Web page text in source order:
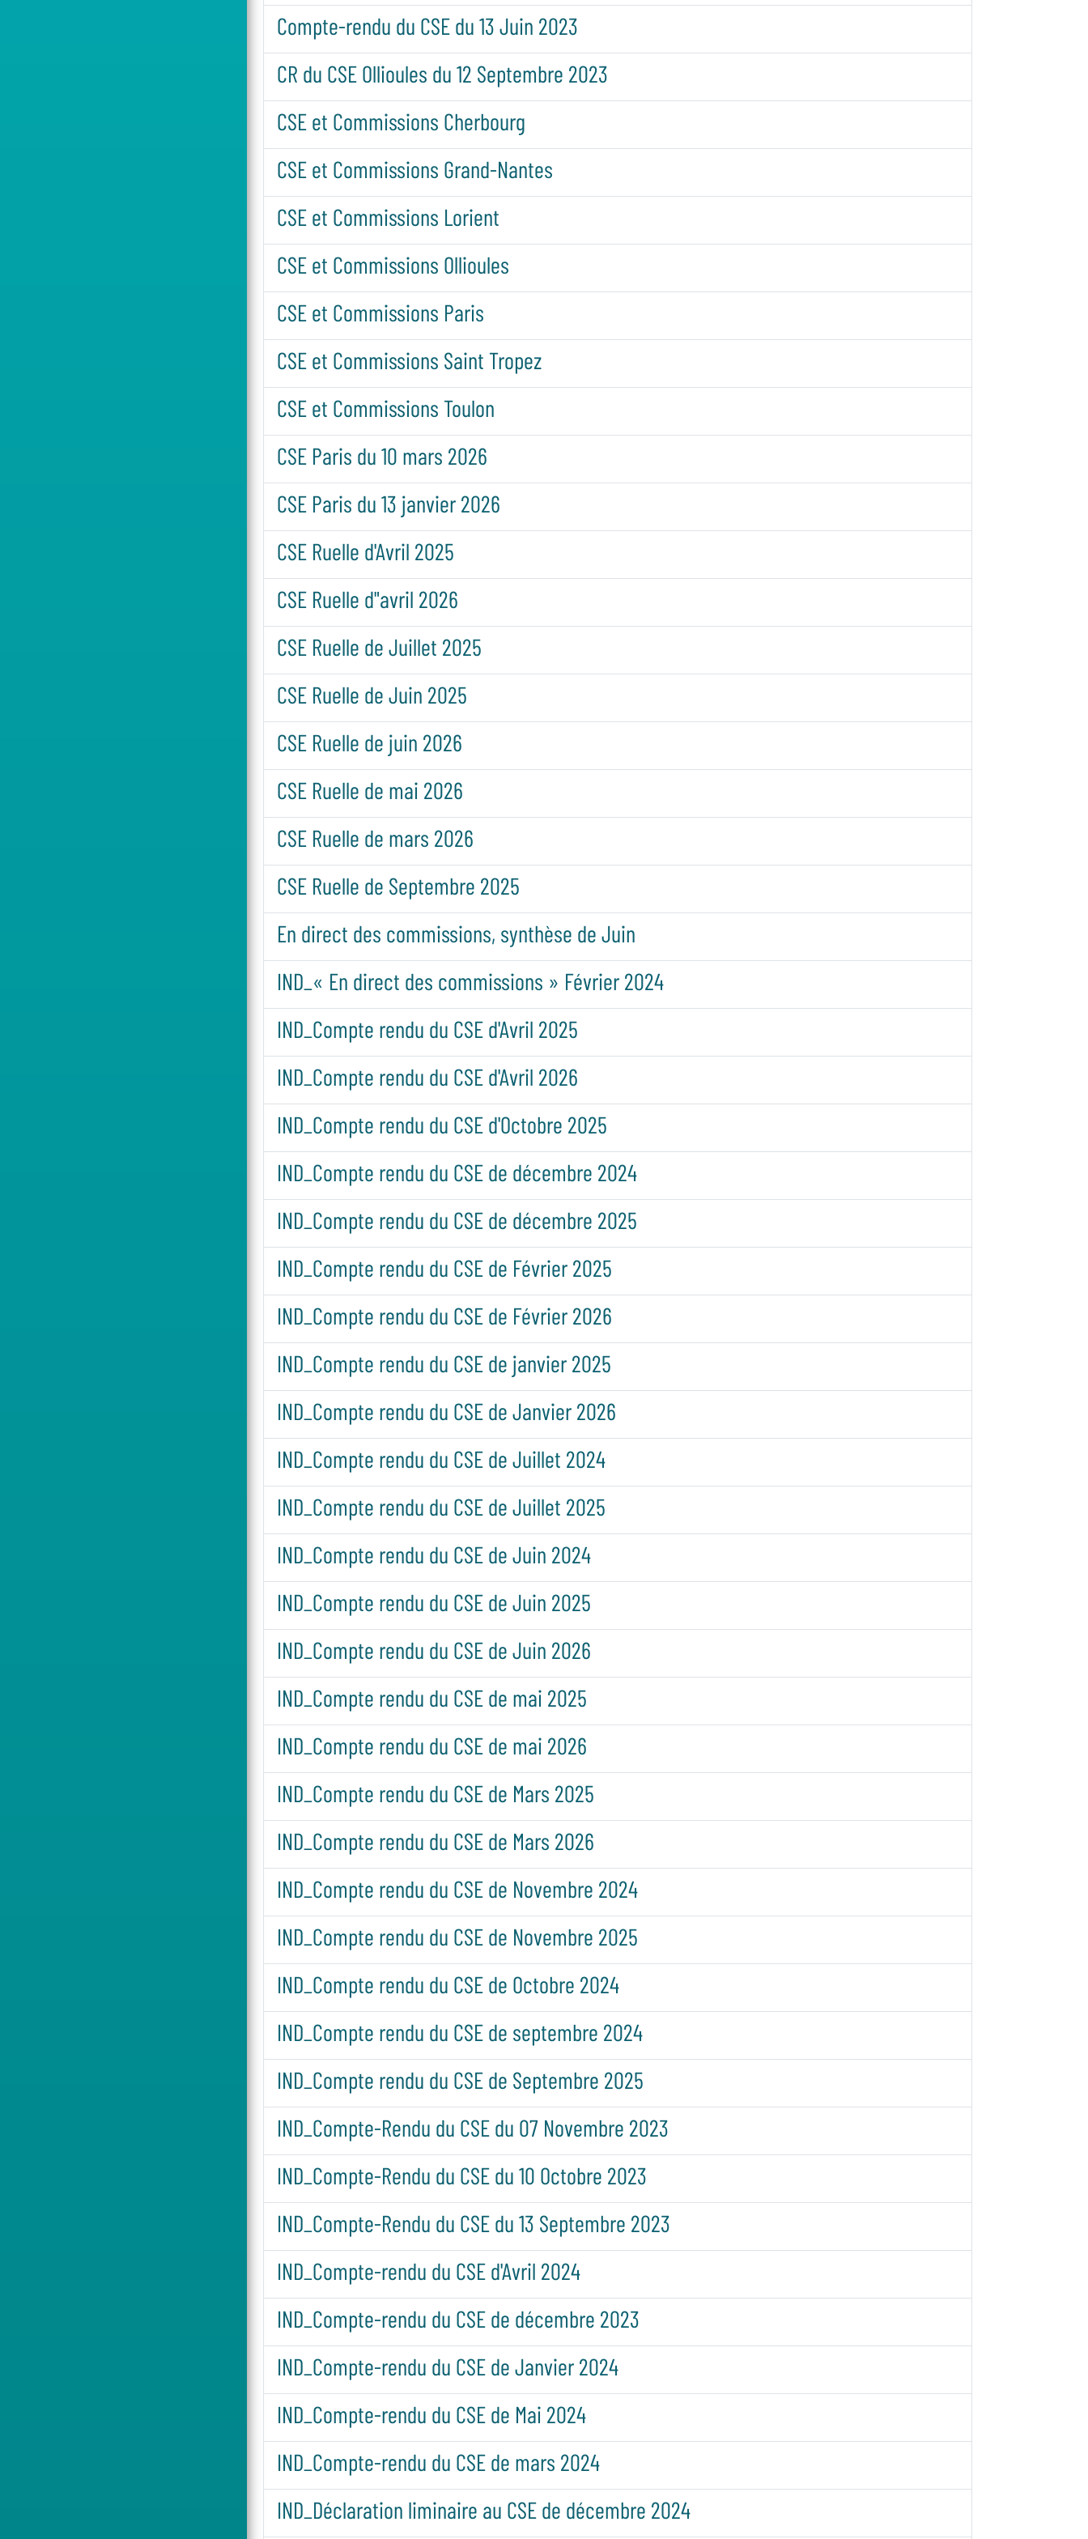
Compte-rendu du CSE du 13 Juin 2023
CR du CSE Ollioules du 12 Septembre 2023
CSE et Commissions Cherbourg
CSE et Commissions Grand-Nantes
CSE et Commissions Lorient
CSE et Commissions Ollioules
CSE et Commissions Paris
CSE et Commissions Saint Tropez
CSE et Commissions Toulon
CSE Paris du 10 mars 2026
CSE Paris du 13 janvier 2026
CSE Ruelle d'Avril 2025
CSE Ruelle d"avril 2026
CSE Ruelle de Juillet 2025
CSE Ruelle de Juin 2025
CSE Ruelle de juin 2026
CSE Ruelle de mai 2026
CSE Ruelle de mars 2026
CSE Ruelle de Septembre 2025
En direct des commissions, synthèse de Juin
IND_« En direct des commissions » Février 2024
IND_Compte rendu du CSE d'Avril 2025
IND_Compte rendu du CSE d'Avril 2026
IND_Compte rendu du CSE d'Octobre 2025
IND_Compte rendu du CSE de décembre 2024
IND_Compte rendu du CSE de décembre 2025
IND_Compte rendu du CSE de Février 2025
IND_Compte rendu du CSE de Février 2026
IND_Compte rendu du CSE de janvier 2025
IND_Compte rendu du CSE de Janvier 2026
IND_Compte rendu du CSE de Juillet 2024
IND_Compte rendu du CSE de Juillet 2025
IND_Compte rendu du CSE de Juin 2024
IND_Compte rendu du CSE de Juin 2025
IND_Compte rendu du CSE de Juin 2026
IND_Compte rendu du CSE de mai 2025
IND_Compte rendu du CSE de mai 2026
IND_Compte rendu du CSE de Mars 2025
IND_Compte rendu du CSE de Mars 2026
IND_Compte rendu du CSE de Novembre 2024
IND_Compte rendu du CSE de Novembre 2025
IND_Compte rendu du CSE de Octobre 2024
IND_Compte rendu du CSE de septembre 2024
IND_Compte rendu du CSE de Septembre 2025
IND_Compte-Rendu du CSE du 07 Novembre 2023
IND_Compte-Rendu du CSE du 10 Octobre 2023
IND_Compte-Rendu du CSE du 13 Septembre 2023
IND_Compte-rendu du CSE d'Avril 2024
IND_Compte-rendu du CSE de décembre 2023
IND_Compte-rendu du CSE de Janvier 2024
IND_Compte-rendu du CSE de Mai 2024
IND_Compte-rendu du CSE de mars 2024
IND_Déclaration liminaire au CSE de décembre 2024